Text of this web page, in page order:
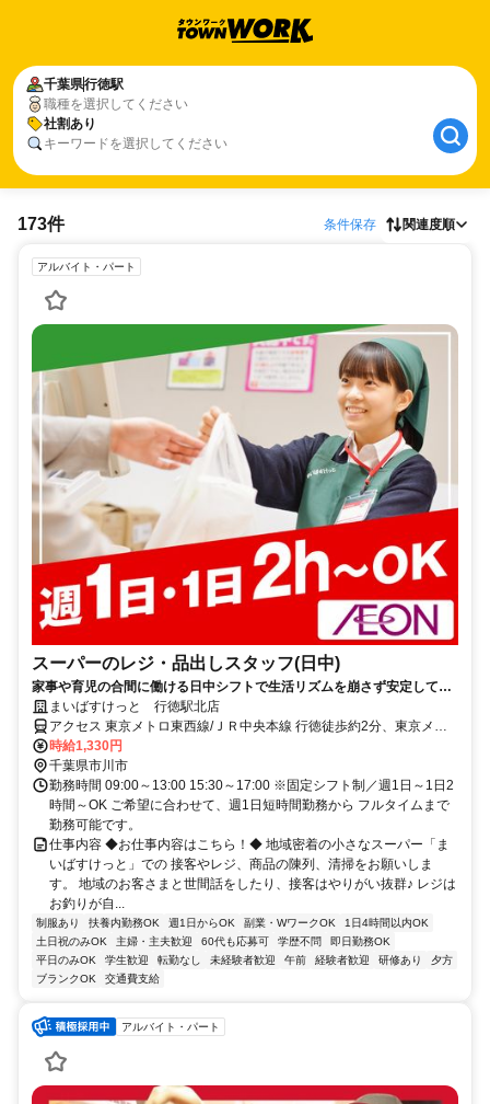
千葉県行徳駅
職種を選択してください
社割あり
キーワードを選択してください
173件 条件保存 関連度順
アルバイト・パート
スーパーのレジ・品出しスタッフ(日中)
家事や育児の合間に働ける日中シフトで生活リズムを崩さず安定して働
きませんか？レジや品出しなど基本業務からスタートできるのでブラン
クがある方や未経験の方も安心！
まいばすけっと 行徳駅北店
アクセス 東京メトロ東西線/ＪＲ中央本線 行徳徒歩約2分、東京メト
ロ東西線/ＪＲ中央本線 妙典北口徒歩約18分、東京メトロ東西線/ＪＲ
中央本線 南行徳北口徒歩約23分 ★週1日～OK ★日祝時給50円UP
時給1,330円
千葉県市川市
勤務時間 09:00～13:00 15:30～17:00 ※固定シフト制／週1日～1日2
時間～OK ご希望に合わせて、週1日短時間勤務から フルタイムまで
勤務可能です。
仕事内容 ◆お仕事内容はこちら！◆ 地域密着の小さなスーパー「ま
いばすけっと」での 接客やレジ、商品の陳列、清掃をお願いしま
す。 地域のお客さまと世間話をしたり、接客はやりがい抜群♪ レジは
お釣りが自...
制服あり 扶養内勤務OK 週1日からOK 副業・WワークOK
1日4時間以内OK
土日祝のみOK
主婦・主夫歓迎 60代も応募可 学歴不問
即日勤務OK
平日のみOK
学生歓迎 転勤なし 未経験者歓迎 午前 経験者歓迎 研修あり
夕方
ブランクOK
交通費支給
アルバイト・パート